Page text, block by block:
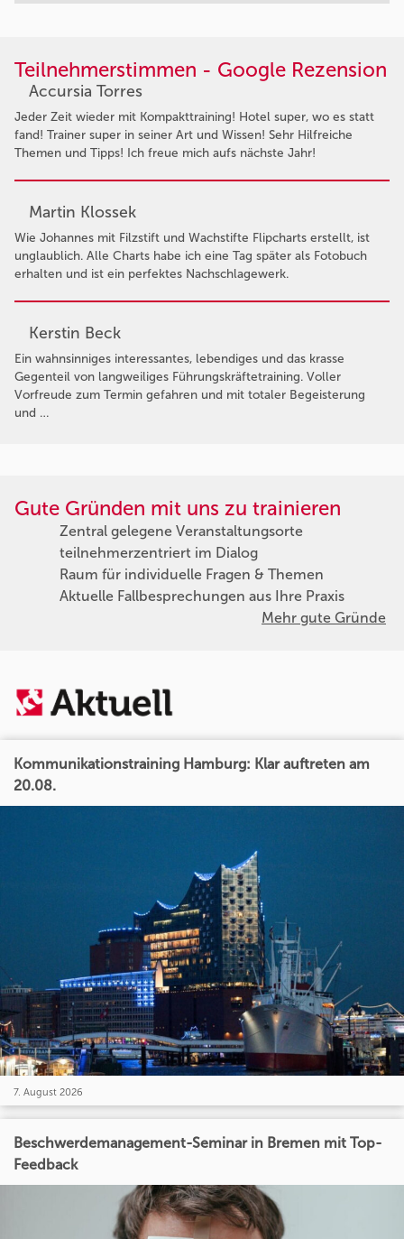
Teilnehmerstimmen - Google Rezension
Accursia Torres
Jeder Zeit wieder mit Kompakttraining! Hotel super, wo es statt
fand! Trainer super in seiner Art und Wissen! Sehr Hilfreiche
Themen und Tipps! Ich freue mich aufs nächste Jahr!
Martin Klossek
Wie Johannes mit Filzstift und Wachstifte Flipcharts erstellt, ist
unglaublich. Alle Charts habe ich eine Tag später als Fotobuch
erhalten und ist ein perfektes Nachschlagewerk.
Kerstin Beck
Ein wahnsinniges interessantes, lebendiges und das krasse
Gegenteil von langweiliges Führungskräftetraining. Voller
Vorfreude zum Termin gefahren und mit totaler Begeisterung
und …
Gute Gründen mit uns zu trainieren
Zentral gelegene Veranstaltungsorte
teilnehmerzentriert im Dialog
Raum für individuelle Fragen & Themen
Aktuelle Fallbesprechungen aus Ihre Praxis
Mehr gute Gründe
Kommunikationstraining Hamburg: Klar auftreten am
20.08.
7. August 2026
Beschwerdemanagement-Seminar in Bremen mit Top-
Feedback